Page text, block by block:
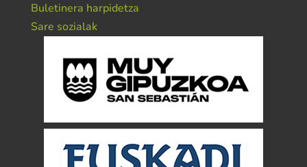
Buletinera harpidetza
Sare sozialak